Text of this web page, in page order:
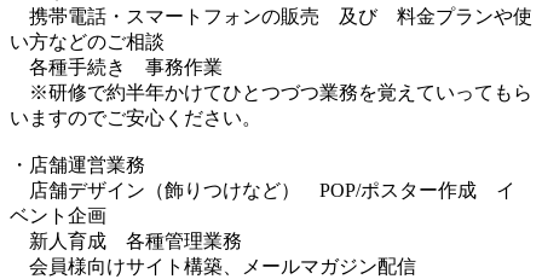
携帯電話・スマートフォンの販売 及び 料金プランや使
い方などのご相談
各種手続き 事務作業
※研修で約半年かけてひとつづつ業務を覚えていってもら
いますのでご安心ください。
・店舗運営業務
店舗デザイン（飾りつけなど） POP/ポスター作成 イ
ベント企画
新人育成 各種管理業務
会員様向けサイト構築、メールマガジン配信